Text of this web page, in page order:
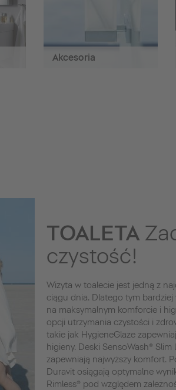
Akcesoria
TOALETA
czystość!
Wizyta w toalecie jest jedną z
ciągu dnia. Dlatego tym
na maksymalnym komforcie i
opcji utrzymania czystości i
takie jak HygieneGlaze
higieny. Deski SensoWash® Slim
zapewniają najwyższy komfort.
Duravit osiągają optymalne
Rimless® pod względem